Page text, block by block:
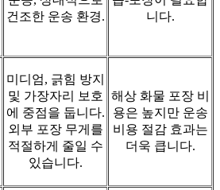
건조한 운송 환경.
니다.
미디엄, 긁힘 방지
및 가장자리 보호
에 중점을 둡니다.
외부 포장 무게를
적절하게 줄일 수
있습니다.
해상 화물 포장 비
용은 높지만 운송
비용 절감 효과는
더욱 큽니다.